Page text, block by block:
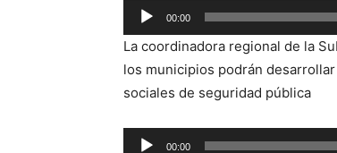
Reproductor
de
audio
00:00
La coordinadora regional de la
los municipios podrán
sociales de seguridad pública
Reproductor
00:00